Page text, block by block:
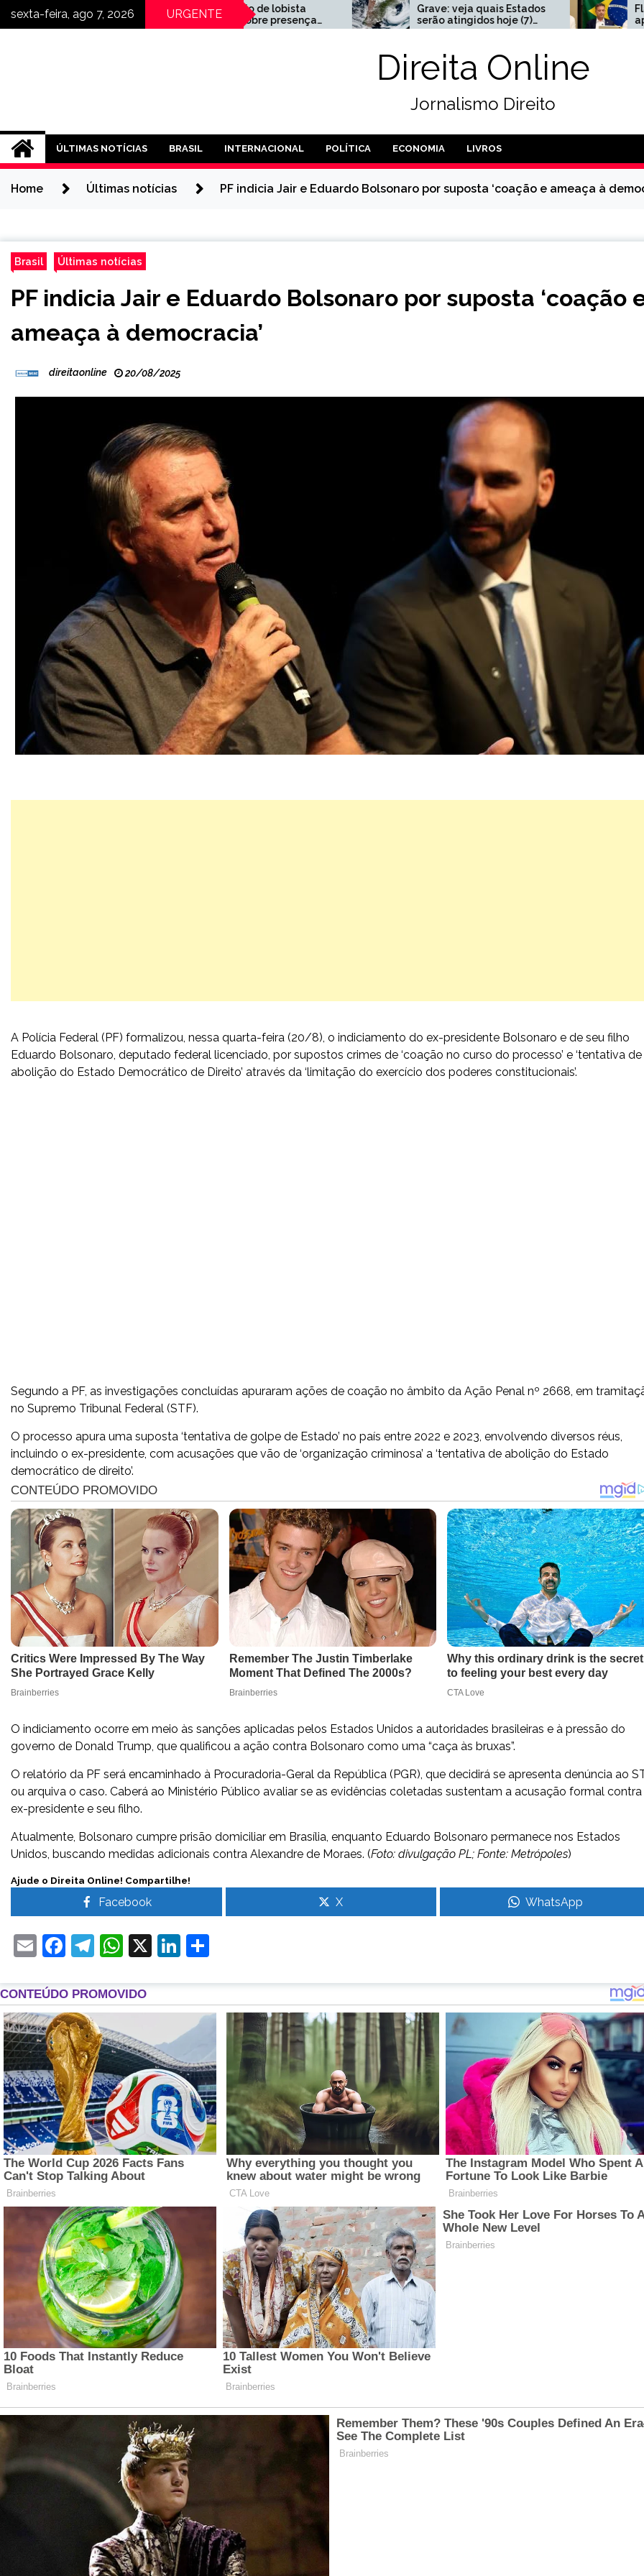
sexta-feira, ago 7, 2026 URGENTE
Vaza áudio de lobista
falando sobre presença
de Lulinha em sua
Grave: veja quais Estados
serão atingidos hoje (7)
pelo ‘ciclone-bomba’
Flávio Bolsonaro
apoio a 47 candidatos
Senado; Veja os nomes
Direita Online
Jornalismo Direito
ÚLTIMAS NOTÍCIAS BRASIL INTERNACIONAL POLÍTICA ECONOMIA LIVROS
Home Últimas notícias PF indicia Jair e Eduardo Bolsonaro por suposta ‘coação e ameaça à
Brasil Últimas notícias
PF indicia Jair e Eduardo Bolsonaro por suposta ‘coação
ameaça à democracia’
direitaonline 20/08/2025
A Polícia Federal (PF) formalizou, nessa quarta-feira (20/8), o indiciamento do ex-presidente Bolsonaro e de seu filho
Eduardo Bolsonaro, deputado federal licenciado, por supostos crimes de ‘coação no curso do processo’ e ‘tentativa de
abolição do Estado Democrático de Direito’ através da ‘limitação do exercício dos poderes constitucionais’.
Segundo a PF, as investigações concluídas apuraram ações de coação no âmbito da Ação Penal nº 2668, em
no Supremo Tribunal Federal (STF).
O processo apura uma suposta ‘tentativa de golpe de Estado’ no país entre 2022 e 2023, envolvendo diversos réus,
incluindo o ex-presidente, com acusações que vão de ‘organização criminosa’ a ‘tentativa de abolição do Estado
democrático de direito’.
O indiciamento ocorre em meio às sanções aplicadas pelos Estados Unidos a autoridades brasileiras e à pressão do
governo de Donald Trump, que qualificou a ação contra Bolsonaro como uma “caça às bruxas”.
O relatório da PF será encaminhado à Procuradoria-Geral da República (PGR), que decidirá se apresenta denúncia ao
ou arquiva o caso. Caberá ao Ministério Público avaliar se as evidências coletadas sustentam a acusação formal
ex-presidente e seu filho.
Atualmente, Bolsonaro cumpre prisão domiciliar em Brasília, enquanto Eduardo Bolsonaro permanece nos Estados
Unidos, buscando medidas adicionais contra Alexandre de Moraes. (Foto: divulgação PL; Fonte: Metrópoles)
Ajude o Direita Online! Compartilhe!
Facebook X WhatsApp
EmailFacebook
Telegram
WhatsApp
X LinkedIn